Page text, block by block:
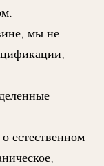
мы не
естественном